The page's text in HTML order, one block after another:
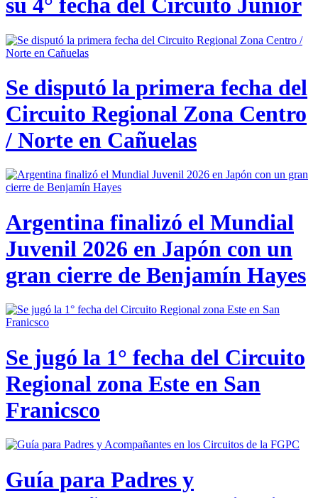
Se disputó la primera fecha del
Circuito Regional Zona Centro
/ Norte en Cañuelas
Argentina finalizó el Mundial
Juvenil 2026 en Japón con un
gran cierre de Benjamín Hayes
Se jugó la 1° fecha del Circuito
Regional zona Este en San
Franicsco
Guía para Padres y